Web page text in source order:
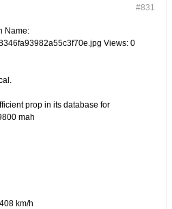
#831
prop in its database for
mah
km/h